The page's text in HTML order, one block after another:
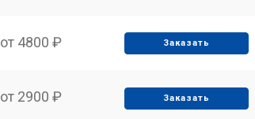
от 4800 ₽ Заказать
от 2900 ₽ Заказать